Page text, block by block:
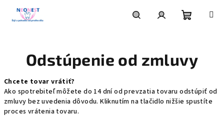
obsah
košík
Odstúpenie od zmluvy
Chcete tovar vrátiť?
Ako spotrebiteľ môžete do 14 dní od prevzatia tovaru odstúpiť od
zmluvy bez uvedenia dôvodu. Kliknutím na tlačidlo nižšie spustíte
proces vrátenia tovaru.